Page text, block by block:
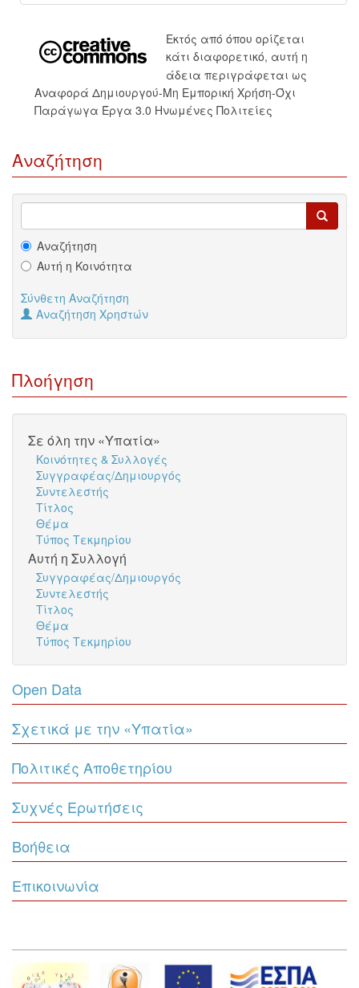
Εκτός από όπου ορίζεται
κάτι διαφορετικό, αυτή η
άδεια περιγράφεται ως
Αναφορά Δημιουργού-Μη Εμπορική Χρήση-Όχι
Παράγωγα Έργα 3.0 Ηνωμένες Πολιτείες
Αναζήτηση
Αναζήτηση
Αυτή η Κοινότητα
Σύνθετη Αναζήτηση
Αναζήτηση Χρηστών
Πλοήγηση
Σε όλη την «Υπατία»
Κοινότητες & Συλλογές
Συγγραφέας/Δημιουργός
Συντελεστής
Τίτλος
Θέμα
Τύπος Τεκμηρίου
Αυτή η Συλλογή
Συγγραφέας/Δημιουργός
Συντελεστής
Τίτλος
Θέμα
Τύπος Τεκμηρίου
Open Data
Σχετικά με την «Υπατία»
Πολιτικές Αποθετηρίου
Συχνές Ερωτήσεις
Βοήθεια
Επικοινωνία